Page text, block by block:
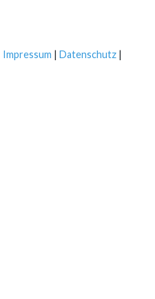
Impressum | Datenschutz |